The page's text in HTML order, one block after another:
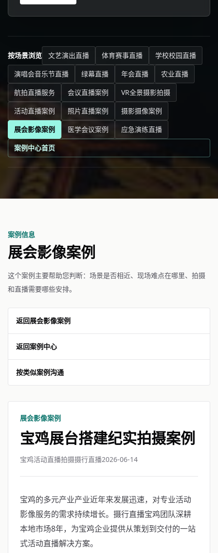
三招破解：领夹麦近讲效应降噪(离嘴9cm)+多
按场景浏览 文艺演出直播 体育赛事直播
学校校园直播
演唱会音乐节直播
绿幕直播 年会直播
农业直播
航拍直播服务
会议直播案例
VR全景摄影拍摄
活动直播案例
照片直播案例
摄影摄像案例
展会影像案例
医学会议案例
应急演练直播
案例中心首页
案例信息
展会影像案例
这个案例主要帮助您判断：场景是否相近、现场难点在哪里、拍摄
和直播需要哪些安排。
返回展会影像案例
返回案例中心
按类似案例沟通
展会影像案例
宝鸡展台搭建纪实拍摄案例
宝鸡活动直播拍摄摄行直播2026-06-14
宝鸡的多元产业产业近年来发展迅速，对专业活动
影像服务的需求持续增长。摄行直播宝鸡团队深耕
本地市场8年，为宝鸡企业提供从策划到交付的一站
式活动直播解决方案。